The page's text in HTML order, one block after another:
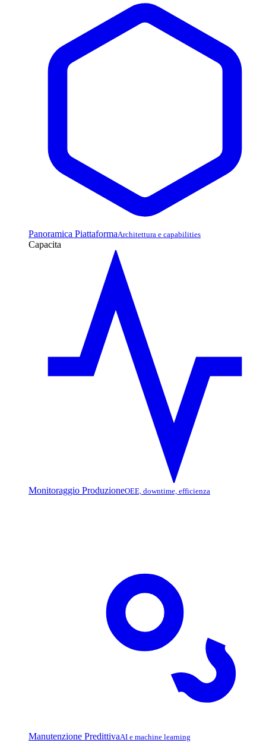
Panoramica PiattaformaArchitettura e capabilities
Capacita
Monitoraggio ProduzioneOEE, downtime, efficienza
Manutenzione PredittivaAI e machine learning